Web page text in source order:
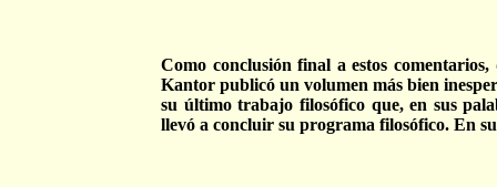
Como conclusión final a estos
Kantor publicó un volumen más bien
su último trabajo filosófico que, en sus
llevó a concluir su programa filosófico. En